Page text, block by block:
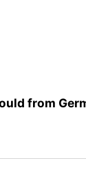
from